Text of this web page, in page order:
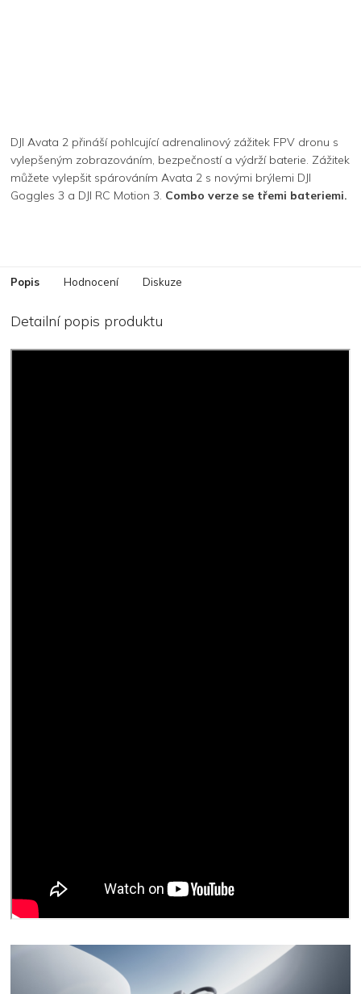
DJI Avata 2 přináší pohlcující adrenalinový zážitek FPV dronu s
vylepšeným zobrazováním, bezpečností a výdrží baterie. Zážitek
můžete vylepšit spárováním Avata 2 s novými brýlemi DJI
Goggles 3 a DJI RC Motion 3. Combo verze se třemi bateriemi.
Popis Hodnocení Diskuze
Detailní popis produktu